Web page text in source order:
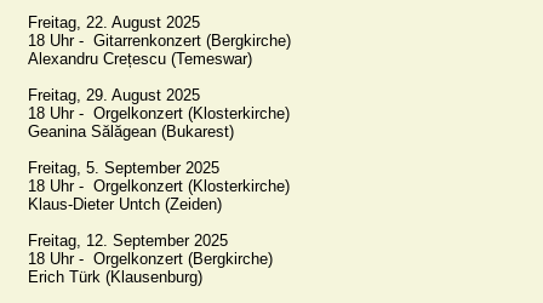
Freitag, 22. August 2025
18 Uhr -  Gitarrenkonzert (Bergkirche)
Alexandru Crețescu (Temeswar)
Freitag, 29. August 2025
18 Uhr -  Orgelkonzert (Klosterkirche)
Geanina Sălăgean (Bukarest)
Freitag, 5. September 2025
18 Uhr -  Orgelkonzert (Klosterkirche)
Klaus-Dieter Untch (Zeiden)
Freitag, 12. September 2025
18 Uhr -  Orgelkonzert (Bergkirche)
Erich Türk (Klausenburg)